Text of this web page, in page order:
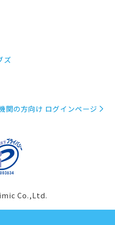
ズ
関の方向け ログインページ
Co.,Ltd.